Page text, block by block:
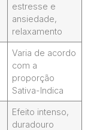
estresse e
ansiedade,
relaxamento
Varia de acordo
com a
proporção
Sativa-Indica
Efeito intenso,
duradouro